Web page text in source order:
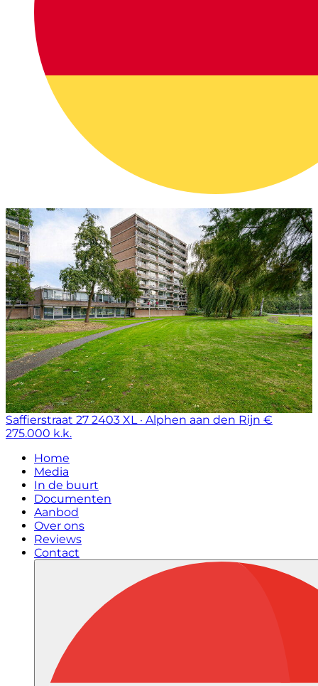
Saffierstraat 27 2403 XL · Alphen aan den Rijn €
275.000 k.k.
Home
Media
In de buurt
Documenten
Aanbod
Over ons
Reviews
Contact